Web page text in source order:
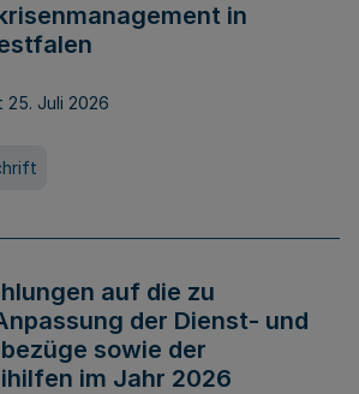
in
25. Juli 2026
auf die zu
der Dienst- und
sowie der
im Jahr 2026